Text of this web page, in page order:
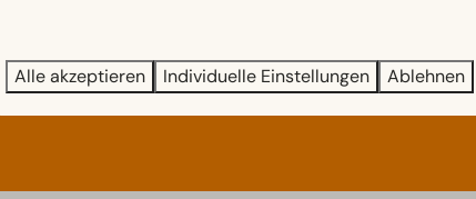
Alle akzeptieren Individuelle Einstellungen Ablehnen